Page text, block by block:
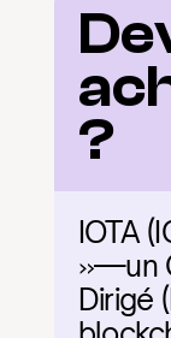
?
IOTA
»—un
Dirigé